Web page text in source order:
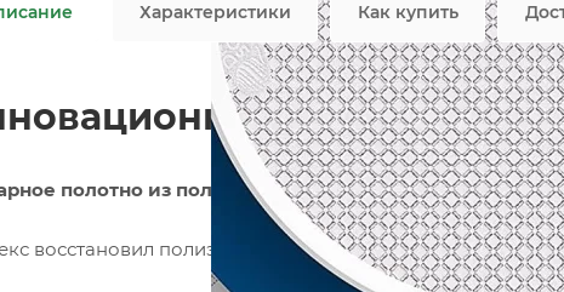
Характеристики Как купить
матрасная
полотно из полиэстера
восстановил полиэстер